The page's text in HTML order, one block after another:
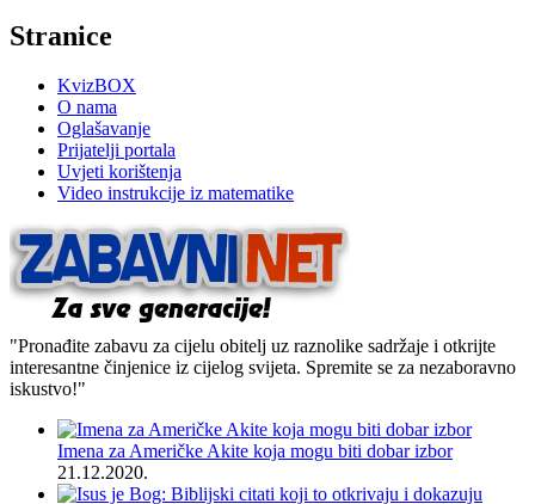
Stranice
KvizBOX
O nama
Oglašavanje
Prijatelji portala
Uvjeti korištenja
Video instrukcije iz matematike
"Pronađite zabavu za cijelu obitelj uz raznolike sadržaje i otkrijte
interesantne činjenice iz cijelog svijeta. Spremite se za nezaboravno
iskustvo!"
Imena za Američke Akite koja mogu biti dobar izbor
21.12.2020.